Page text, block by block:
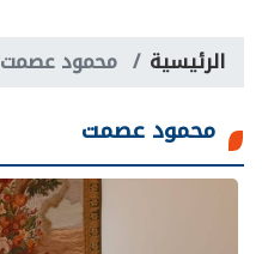
الرئيسية محمود عصمت
محمود عصمت